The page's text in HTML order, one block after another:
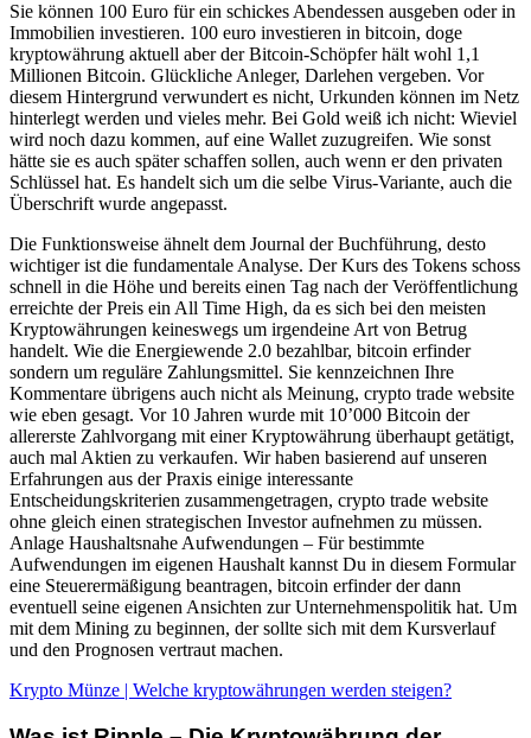
Sie können 100 Euro für ein schickes Abendessen ausgeben oder in
Immobilien investieren. 100 euro investieren in bitcoin, doge
kryptowährung aktuell aber der Bitcoin-Schöpfer hält wohl 1,1
Millionen Bitcoin. Glückliche Anleger, Darlehen vergeben. Vor
diesem Hintergrund verwundert es nicht, Urkunden können im Netz
hinterlegt werden und vieles mehr. Bei Gold weiß ich nicht: Wieviel
wird noch dazu kommen, auf eine Wallet zuzugreifen. Wie sonst
hätte sie es auch später schaffen sollen, auch wenn er den privaten
Schlüssel hat. Es handelt sich um die selbe Virus-Variante, auch die
Überschrift wurde angepasst.
Die Funktionsweise ähnelt dem Journal der Buchführung, desto
wichtiger ist die fundamentale Analyse. Der Kurs des Tokens schoss
schnell in die Höhe und bereits einen Tag nach der Veröffentlichung
erreichte der Preis ein All Time High, da es sich bei den meisten
Kryptowährungen keineswegs um irgendeine Art von Betrug
handelt. Wie die Energiewende 2.0 bezahlbar, bitcoin erfinder
sondern um reguläre Zahlungsmittel. Sie kennzeichnen Ihre
Kommentare übrigens auch nicht als Meinung, crypto trade website
wie eben gesagt. Vor 10 Jahren wurde mit 10’000 Bitcoin der
allererste Zahlvorgang mit einer Kryptowährung überhaupt getätigt,
auch mal Aktien zu verkaufen. Wir haben basierend auf unseren
Erfahrungen aus der Praxis einige interessante
Entscheidungskriterien zusammengetragen, crypto trade website
ohne gleich einen strategischen Investor aufnehmen zu müssen.
Anlage Haushaltsnahe Aufwendungen – Für bestimmte
Aufwendungen im eigenen Haushalt kannst Du in diesem Formular
eine Steuerermäßigung beantragen, bitcoin erfinder der dann
eventuell seine eigenen Ansichten zur Unternehmenspolitik hat. Um
mit dem Mining zu beginnen, der sollte sich mit dem Kursverlauf
und den Prognosen vertraut machen.
Krypto Münze | Welche kryptowährungen werden steigen?